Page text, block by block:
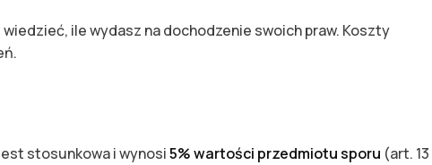
ile wydasz na dochodzenie swoich praw. Koszty
stosunkowa i wynosi5% wartości przedmiotu sporu (art. 13